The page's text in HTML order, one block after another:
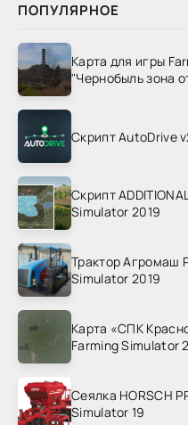
ПОПУЛЯРНОЕ
Карта для игры
"Чернобыль зона
Скрипт AutoDrive
Скрипт
Simulator 2019
Трактор Агромаш
Simulator 2019
Карта «СПК
Farming Simulator
Сеялка HORSCH
Simulator 19